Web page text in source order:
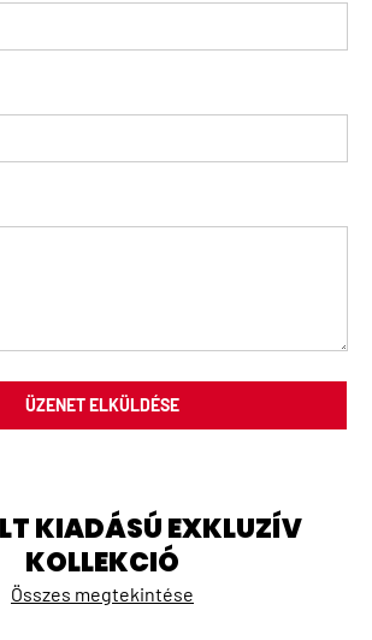
ÜZENET ELKÜLDÉSE
KIADÁSÚ EXKLUZÍV
KOLLEKCIÓ
Összes megtekintése